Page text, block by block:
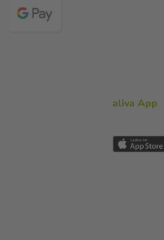
aliva App